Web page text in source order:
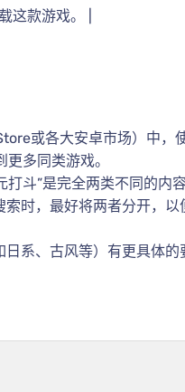
这款游戏。 |
或各大安卓市场）中，
多同类游戏。
打斗”是完全两类不同的内
索时，最好将两者分开，以
系、古风等）有更具体的